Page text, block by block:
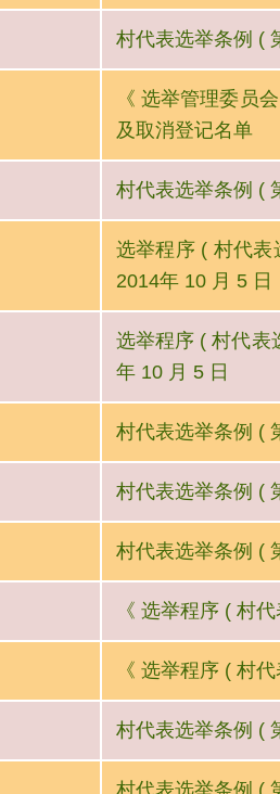
村代表选举条例 (
《 选举管理委员
及取消登记名单
村代表选举条例 (
选举程序 ( 村代表
2014年 10 月 5 日
选举程序 ( 村代表
年 10 月 5 日
村代表选举条例 (
村代表选举条例 (
村代表选举条例 (
《 选举程序 ( 村
《 选举程序 ( 村
村代表选举条例 (
村代表选举条例 (